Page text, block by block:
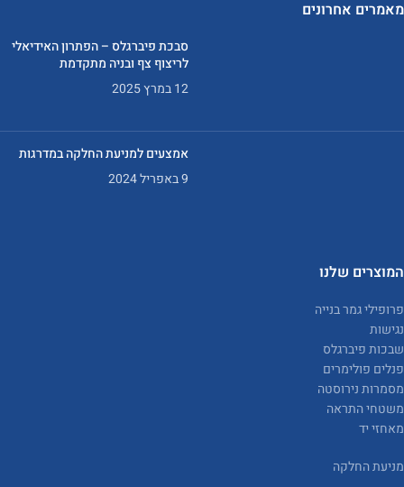
מאמרים אחרונים
סבכת פיברגלס – הפתרון האידיאלי
לריצוף צף ובניה מתקדמת
12 במרץ 2025
אמצעים למניעת החלקה במדרגות
9 באפריל 2024
המוצרים שלנו
פרופילי גמר בנייה
נגישות
שבכות פיברגלס
פנלים פולימרים
מסמרות נירוסטה
משטחי התראה
מאחזי יד
מניעת החלקה